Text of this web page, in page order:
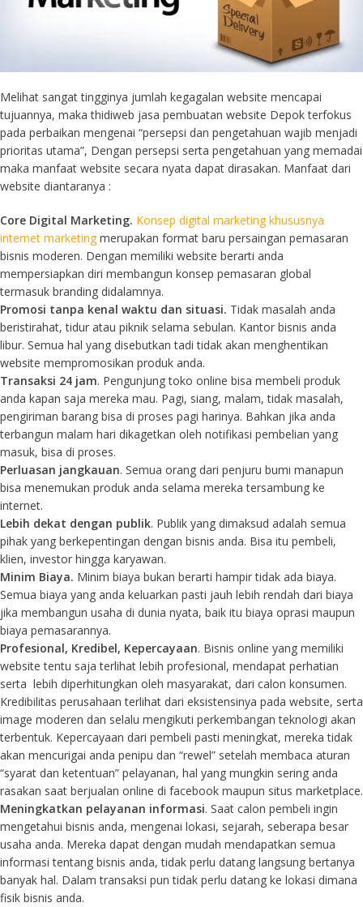
Melihat sangat tingginya jumlah kegagalan website mencapai
tujuannya, maka thidiweb jasa pembuatan website Depok terfokus
pada perbaikan mengenai “persepsi dan pengetahuan wajib menjadi
prioritas utama”, Dengan persepsi serta pengetahuan yang memadai
maka manfaat website secara nyata dapat dirasakan. Manfaat dari
website diantaranya :
Core Digital Marketing. Konsep digital marketing khususnya
internet marketingmerupakan format baru persaingan pemasaran
bisnis moderen. Dengan memiliki website berarti anda
mempersiapkan diri membangun konsep pemasaran global
termasuk branding didalamnya.
Promosi tanpa kenal waktu dan situasi. Tidak masalah anda
beristirahat, tidur atau piknik selama sebulan. Kantor bisnis anda
libur. Semua hal yang disebutkan tadi tidak akan menghentikan
website mempromosikan produk anda.
Transaksi 24 jam. Pengunjung toko online bisa membeli produk
anda kapan saja mereka mau. Pagi, siang, malam, tidak masalah,
pengiriman barang bisa di proses pagi harinya. Bahkan jika anda
terbangun malam hari dikagetkan oleh notifikasi pembelian yang
masuk, bisa di proses.
Perluasan jangkauan. Semua orang dari penjuru bumi manapun
bisa menemukan produk anda selama mereka tersambung ke
internet.
Lebih dekat dengan publik. Publik yang dimaksud adalah semua
pihak yang berkepentingan dengan bisnis anda. Bisa itu pembeli,
klien, investor hingga karyawan.
Minim Biaya. Minim biaya bukan berarti hampir tidak ada biaya.
Semua biaya yang anda keluarkan pasti jauh lebih rendah dari biaya
jika membangun usaha di dunia nyata, baik itu biaya oprasi maupun
biaya pemasarannya.
Profesional, Kredibel, Kepercayaan. Bisnis online yang memiliki
website tentu saja terlihat lebih profesional, mendapat perhatian
serta lebih diperhitungkan oleh masyarakat, dari calon konsumen.
Kredibilitas perusahaan terlihat dari eksistensinya pada website, serta
image moderen dan selalu mengikuti perkembangan teknologi akan
terbentuk. Kepercayaan dari pembeli pasti meningkat, mereka tidak
akan mencurigai anda penipu dan “rewel” setelah membaca aturan
“syarat dan ketentuan” pelayanan, hal yang mungkin sering anda
rasakan saat berjualan online di facebook maupun situs marketplace.
Meningkatkan pelayanan informasi. Saat calon pembeli ingin
mengetahui bisnis anda, mengenai lokasi, sejarah, seberapa besar
usaha anda. Mereka dapat dengan mudah mendapatkan semua
informasi tentang bisnis anda, tidak perlu datang langsung bertanya
banyak hal. Dalam transaksi pun tidak perlu datang ke lokasi dimana
fisik bisnis anda.